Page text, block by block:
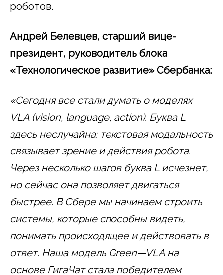
роботов.
Андрей Белевцев, старший вице-
президент, руководитель блока
«Технологическое развитие» Сбербанка:
«Сегодня все стали думать о моделях
VLA (vision, language, action). Буква L
здесь неслучайна: текстовая модальность
связывает зрение и действия робота.
Через несколько шагов буква Lисчезнет,
но сейчас она позволяет двигаться
быстрее. В Сбере мы начинаем строить
системы, которые способны видеть,
понимать происходящее и действовать в
ответ. Наша модель Green—VLAна
основе ГигаЧат стала победителем